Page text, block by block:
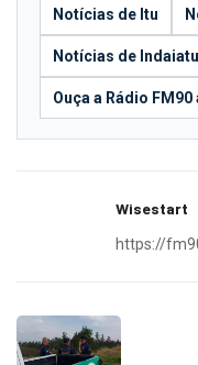
Notícias de Itu
Notícias de
Ouça a Rádio FM90
Wisestart
https://